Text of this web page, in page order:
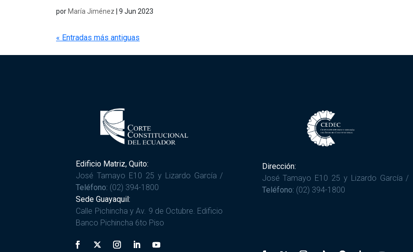
por María Jiménez 9 Jun 2023
« Entradas más antiguas
Edificio Matriz, Quito:
José Tamayo E10 25 y Lizardo García /
Teléfono: (02) 394-1800
Sede Guayaquil:
Calle Pichincha y Av. 9 de Octubre. Edificio
Banco Pichincha 6to Piso
Dirección:
José Tamayo E10 25 y Lizardo García /
Teléfono: (02) 394-1800